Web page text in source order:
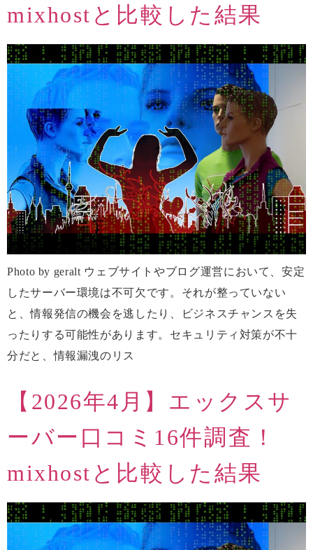
mixhostと比較した結果
Photo by geralt ウェブサイトやブログ運営において、安定
したサーバー環境は不可欠です。それが整っていない
と、情報発信の機会を逃したり、ビジネスチャンスを失
ったりする可能性があります。セキュリティ対策が不十
分だと、情報漏洩のリス
【2026年4月】エックスサ
ーバー口コミ16件調査！
mixhostと比較した結果